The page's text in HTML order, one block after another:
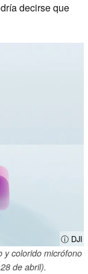
decirse que
ⓘ DJI
y colorido micrófono
de abril).